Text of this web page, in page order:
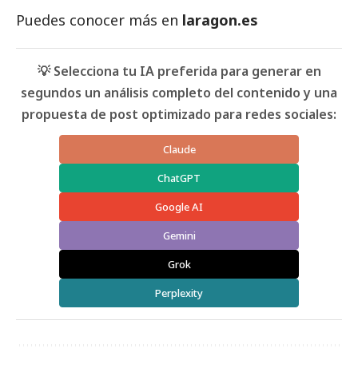
Puedes conocer más en laragon.es
💡 Selecciona tu IA preferida para generar en
segundos un análisis completo del contenido y una
propuesta de post optimizado para redes sociales:
Claude
ChatGPT
Google AI
Gemini
Grok
Perplexity